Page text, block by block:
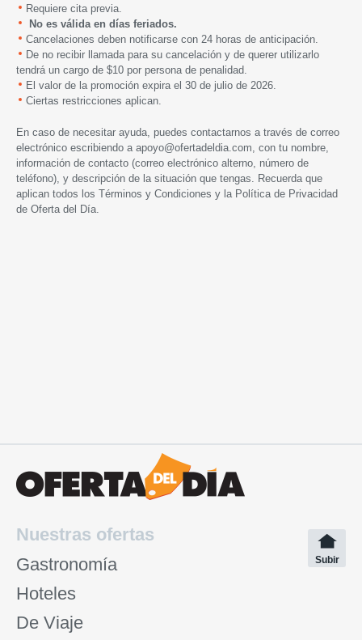
Requiere cita previa.
No es válida en días feriados.
Cancelaciones deben notificarse con 24 horas de anticipación.
De no recibir llamada para su cancelación y de querer utilizarlo
tendrá un cargo de $10 por persona de penalidad.
El valor de la promoción expira el 30 de julio de 2026.
Ciertas restricciones aplican.
En caso de necesitar ayuda, puedes contactarnos a través de correo
electrónico escribiendo a apoyo@ofertadeldia.com , con tu nombre,
información de contacto (correo electrónico alterno, número de
teléfono), y descripción de la situación que tengas. Recuerda que
aplican todos los Términos y Condiciones y la Política de Privacidad
de Oferta del Día.
Nuestras ofertas
Gastronomía
Hoteles
De Viaje
Subir